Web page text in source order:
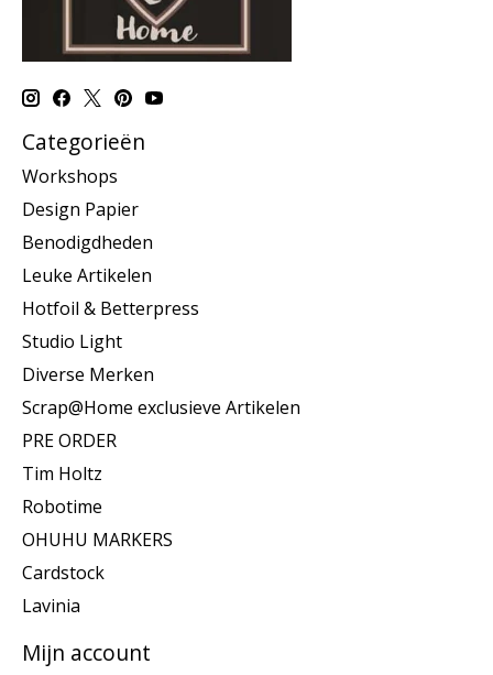
Categorieën
Workshops
Design Papier
Benodigdheden
Leuke Artikelen
Hotfoil & Betterpress
Studio Light
Diverse Merken
Scrap@Home exclusieve Artikelen
PRE ORDER
Tim Holtz
Robotime
OHUHU MARKERS
Cardstock
Lavinia
Mijn account